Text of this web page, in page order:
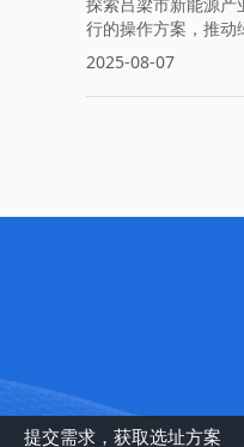
行的操作方案，推动
2025-08-07
提交需求，获取选址方案